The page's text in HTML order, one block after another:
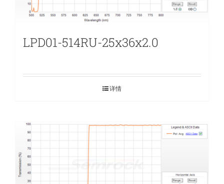
LPD01-514RU-25x36x2.0
详情